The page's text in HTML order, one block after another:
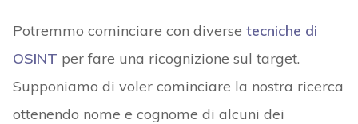
Potremmo cominciare con diverse tecniche di
OSINT per fare una ricognizione sul target.
Supponiamo di voler cominciare la nostra ricerca
ottenendo nome e cognome di alcuni dei